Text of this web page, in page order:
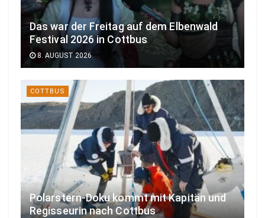
Das war der Freitag auf dem Elbenwald
Festival 2026 in Cottbus
8. AUGUST 2026
COTTBUS
Polarstern-Doku kommt mit Kapitän und
Regisseurin nach Cottbus